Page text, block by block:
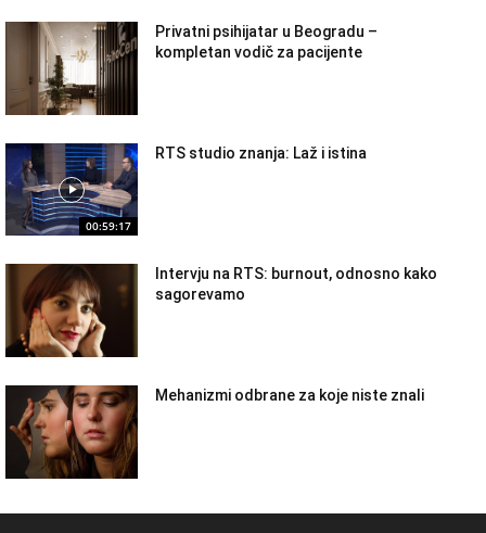
Privatni psihijatar u Beogradu –
kompletan vodič za pacijente
00:59:17
RTS studio znanja: Laž i istina
Intervju na RTS: burnout, odnosno kako
sagorevamo
Mehanizmi odbrane za koje niste znali